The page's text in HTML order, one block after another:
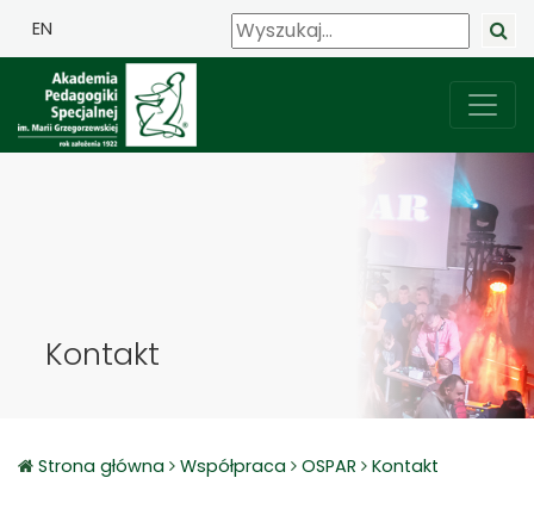
EN
Kontakt
Strona główna Współpraca OSPAR Kontakt